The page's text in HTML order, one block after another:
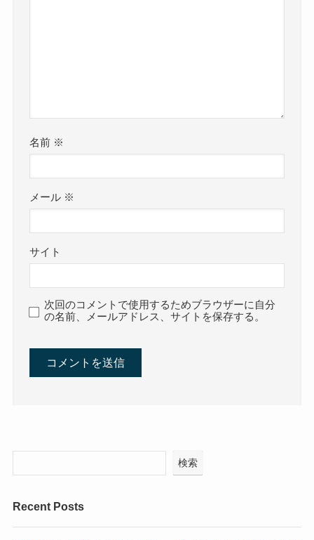
名前 ※
メール ※
サイト
次回のコメントで使用するためブラウザーに自分
の名前、メールアドレス、サイトを保存する。
検索
Recent Posts